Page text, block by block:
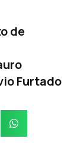
de
Furtado